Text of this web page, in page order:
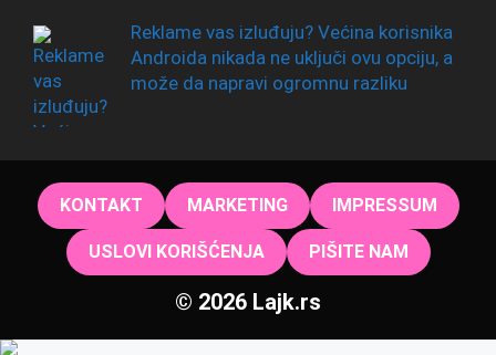
Reklame vas izluđuju? Većina korisnika
Androida nikada ne uključi ovu opciju, a
može da napravi ogromnu razliku
KONTAKT MARKETING IMPRESSUM
USLOVI KORIŠĆENJA PIŠITE NAM
© 2026 Lajk.rs